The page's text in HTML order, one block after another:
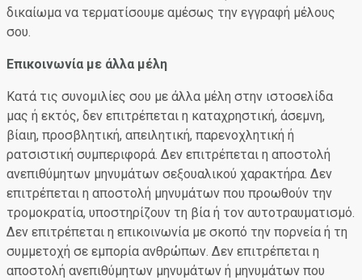
δικαίωμα να τερματίσουμε αμέσως την εγγραφή μέλους
σου.
Επικοινωνία με άλλα μέλη
Κατά τις συνομιλίες σου με άλλα μέλη στην ιστοσελίδα
μας ή εκτός, δεν επιτρέπεται η καταχρηστική, άσεμνη,
βίαιη, προσβλητική, απειλητική, παρενοχλητική ή
ρατσιστική συμπεριφορά. Δεν επιτρέπεται η αποστολή
ανεπιθύμητων μηνυμάτων σεξουαλικού χαρακτήρα. Δεν
επιτρέπεται η αποστολή μηνυμάτων που προωθούν την
τρομοκρατία, υποστηρίζουν τη βία ή τον αυτοτραυματισμό.
Δεν επιτρέπεται η επικοινωνία με σκοπό την πορνεία ή τη
συμμετοχή σε εμπορία ανθρώπων. Δεν επιτρέπεται η
αποστολή ανεπιθύμητων μηνυμάτων ή μηνυμάτων που